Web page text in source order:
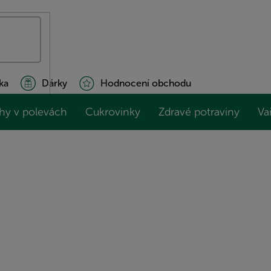
Dárky Hodnocení obchodu
v polevách Cukrovinky Zdravé potraviny